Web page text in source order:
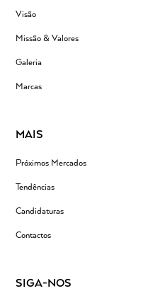
Visão
Missão & Valores
Galeria
Marcas
MAIS
Próximos Mercados
Tendências
Candidaturas
Contactos
SIGA-NOS